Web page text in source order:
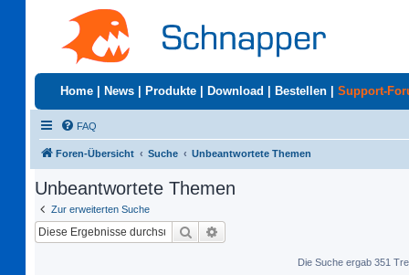
Home News Produkte Download Bestellen Support-
FAQ
Foren-Übersicht Suche Unbeantwortete Themen
Unbeantwortete Themen
Zur erweiterten Suche
Suche
Die Suche ergab 351